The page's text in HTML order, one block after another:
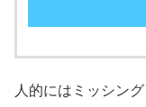
人的にはミッシン